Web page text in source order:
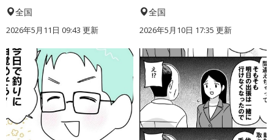
全国
2026年5月11日 09:43 更新
全国
2026年5月10日 17:35 更新